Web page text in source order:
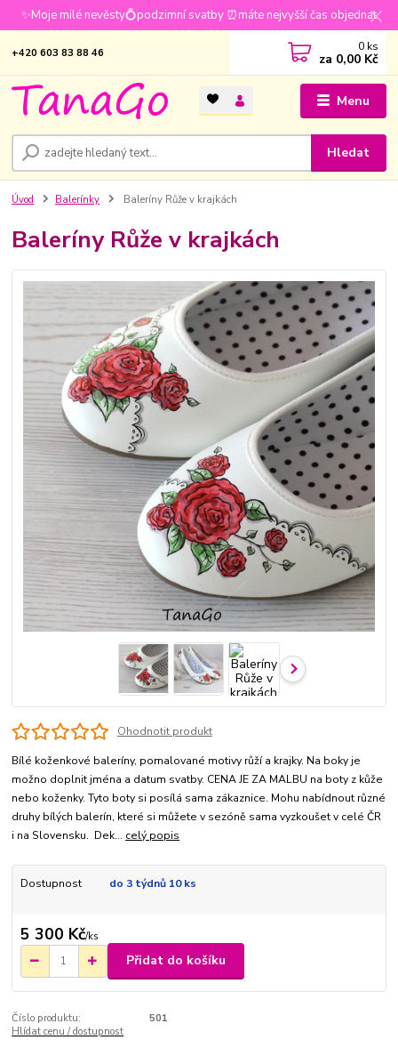
✨Moje milé nevěsty💍podzimní svatby ⏰máte nejvyšší čas objednat
Menu
Hledat
+420 603 83 88 46 0 ks
za 0,00 Kč
Úvod Balerínky Baleríny Růže v krajkách
Baleríny Růže v krajkách
Ohodnotit produkt
Bílé koženkové baleríny, pomalované motivy růží a krajky. Na boky je
možno doplnit jména a datum svatby. CENA JE ZA MALBU na boty z kůže
nebo koženky. Tyto boty si posílá sama zákaznice. Mohu nabídnout různé
druhy bílých balerín, které si můžete v sezóně sama vyzkoušet v celé ČR
i na Slovensku. Dek... celý popis
Dostupnost do 3 týdnů 10 ks
5 300 Kč/ks
Přidat do košíku
Číslo produktu:
501
Hlídat cenu / dostupnost